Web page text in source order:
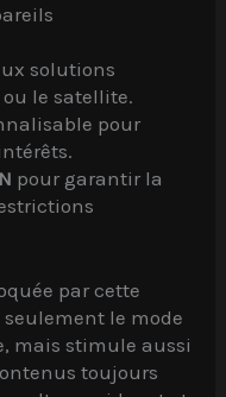
solutions
le satellite.
pour
pour garantir la
par cette
le mode
mais stimule aussi
toujours